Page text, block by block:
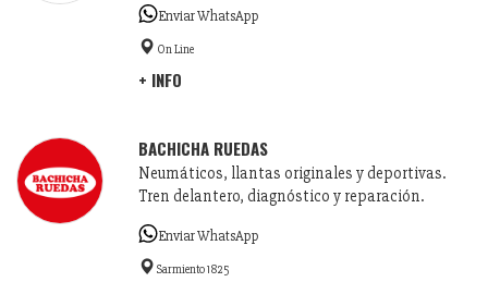
Enviar WhatsApp
On Line
+ INFO
BACHICHA RUEDAS
Neumáticos, llantas originales y deportivas.
Tren delantero, diagnóstico y reparación.
Enviar WhatsApp
Sarmiento 1825